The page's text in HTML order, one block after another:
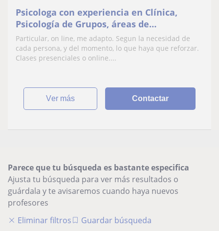
Psicologa con experiencia en Clínica,
Psicología de Grupos, áreas de
Psiconutricion, . Areas de Stress, Ansiedad
.Mindfulnes
Particular, on line, me adapto. Segun la necesidad de
cada persona, y del momento, lo que haya que reforzar.
Clases presenciales o online....
ver más Contactar
Parece que tu búsqueda es bastante especifica
Ajusta tu búsqueda para ver más resultados o
guárdala y te avisaremos cuando haya nuevos
profesores
Eliminar filtros
Guardar búsqueda